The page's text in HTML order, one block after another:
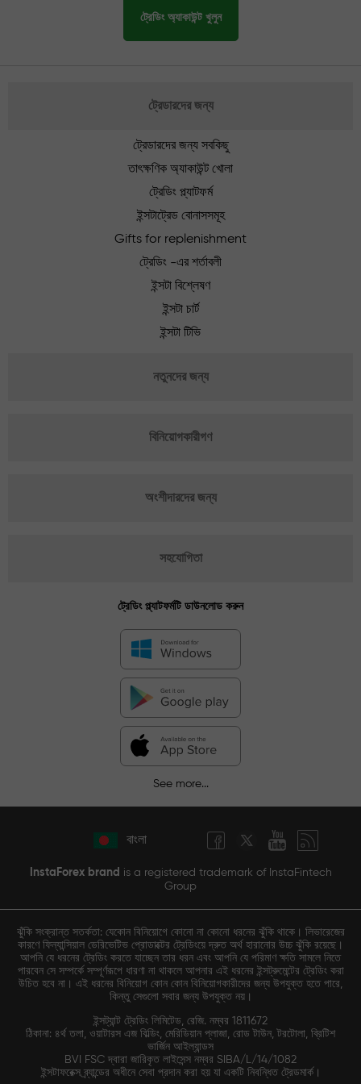
ট্রেডিং অ্যাকাউন্ট খুলুন
ট্রেডারদের জন্য
ট্রেডারদের জন্য সবকিছু
তাৎক্ষণিক অ্যাকাউন্ট খোলা
ট্রেডিং প্ল্যাটফর্ম
ইন্সটাট্রেড বোনাসসমূহ
Gifts for replenishment
ট্রেডিং -এর শর্তাবলী
ইন্সটা বিশ্লেষণ
ইন্সটা চার্ট
ইন্সটা টিভি
নতুনদের জন্য
বিনিয়োগকারীগণ
অংশীদারদের জন্য
সহযোগিতা
ট্রেডিং প্ল্যাটফর্মটি ডাউনলোড করুন
See more...
বাংলা
InstaForex brand is a registered trademark of InstaFintech
Group
ঝুঁকি সংক্রান্ত সতর্কতা: যেকোন বিনিয়োগে কোনো না কোনো ধরনের ঝুঁকি থাকে। লিভারেজের
কারণে ফিন্যান্সিয়াল ডেরিভেটিভ প্রোডাক্টের ট্রেডিংয়ে দ্রুত অর্থ হারানোর উচ্চ ঝুঁকি রয়েছে।
আপনি যে ধরনের ট্রেডিং করতে যাচ্ছেন তার ধরন এবং আপনি যে পরিমাণ ক্ষতি সামলে নিতে
পারবেন সে সম্পর্কে সম্পূর্ণরূপে ধারণা না থাকলে আপনার এই ধরনের ইন্সট্রুমেন্টের ট্রেডিং করা
উচিত হবে না। এই ধরনের বিনিয়োগ কোন কোন বিনিয়োগকারীদের জন্য উপযুক্ত হতে পারে,
কিন্তু সেগুলো সবার জন্য উপযুক্ত নয়।
ইন্সট্যান্ট ট্রেডিং লিমিটেড, রেজি. নম্বর 1811672
ঠিকানা: ৪র্থ তলা, ওয়াটারস এজ বিল্ডিং, মেরিডিয়ান প্লাজা, রোড টাউন, টরটোলা, ব্রিটিশ
ভার্জিন আইল্যান্ডস
BVI FSC দ্বারা জারিকৃত লাইসেন্স নম্বর SIBA/L/14/1082
ইন্সটাফরেক্স ব্র্যান্ডের অধীনে সেবা প্রদান করা হয় যা একটি নিবন্ধিত ট্রেডমার্ক।